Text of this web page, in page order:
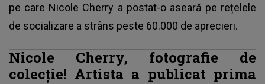
pe care Nicole Cherry a postat-o aseară pe rețelele
de socializare a strâns peste 60.000 de aprecieri.
Nicole Cherry, fotografie de
colecție! Artista a publicat prima